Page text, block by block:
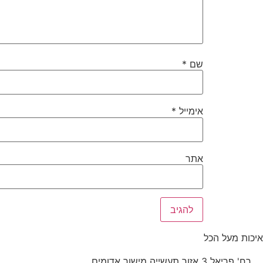
שם *
אימייל *
אתר
איכות מעל הכל